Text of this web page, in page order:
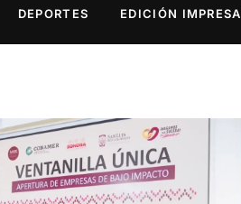
DEPORTES EDICIÓN IMPRESA